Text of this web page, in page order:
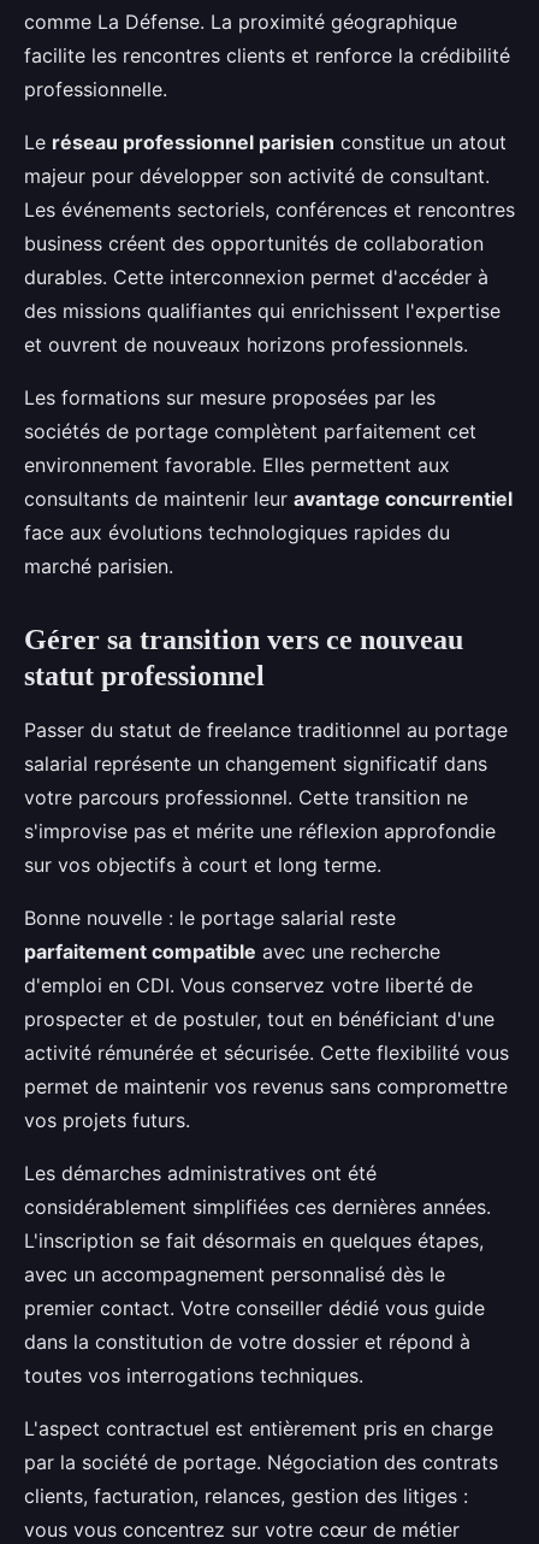
comme La Défense. La proximité géographique
facilite les rencontres clients et renforce la crédibilité
professionnelle.
Le réseau professionnel parisien constitue un atout
majeur pour développer son activité de consultant.
Les événements sectoriels, conférences et rencontres
business créent des opportunités de collaboration
durables. Cette interconnexion permet d'accéder à
des missions qualifiantes qui enrichissent l'expertise
et ouvrent de nouveaux horizons professionnels.
Les formations sur mesure proposées par les
sociétés de portage complètent parfaitement cet
environnement favorable. Elles permettent aux
consultants de maintenir leur avantage concurrentiel
face aux évolutions technologiques rapides du
marché parisien.
Gérer sa transition vers ce nouveau
statut professionnel
Passer du statut de freelance traditionnel au portage
salarial représente un changement significatif dans
votre parcours professionnel. Cette transition ne
s'improvise pas et mérite une réflexion approfondie
sur vos objectifs à court et long terme.
Bonne nouvelle : le portage salarial reste
parfaitement compatible avec une recherche
d'emploi en CDI. Vous conservez votre liberté de
prospecter et de postuler, tout en bénéficiant d'une
activité rémunérée et sécurisée. Cette flexibilité vous
permet de maintenir vos revenus sans compromettre
vos projets futurs.
Les démarches administratives ont été
considérablement simplifiées ces dernières années.
L'inscription se fait désormais en quelques étapes,
avec un accompagnement personnalisé dès le
premier contact. Votre conseiller dédié vous guide
dans la constitution de votre dossier et répond à
toutes vos interrogations techniques.
L'aspect contractuel est entièrement pris en charge
par la société de portage. Négociation des contrats
clients, facturation, relances, gestion des litiges :
vous vous concentrez sur votre cœur de métier